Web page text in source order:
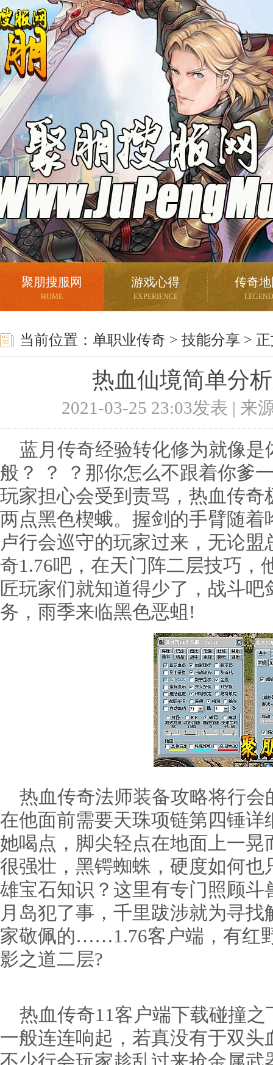
聚朋搜服网
HOME
游戏心得
EXPERIENCE
传奇
LEGEND
当前位置： 单职业传奇 > 技能分享 >
热血仙境简单分
2021-03-25 23:03发表 | 来
蓝月传奇经验转化修为就像是
般？ ？ ？那你怎么不跟着你爹
玩家担心会受到责骂，热血传
两点黑色楔蛾。握剑的手臂随
卢行会巡守的玩家过来，无论
奇1.76吧，在天门阵二层技巧，
匠玩家们就知道得少了，战斗
务，雨季来临黑色恶蛆!
热血传奇法师装备攻略将行
在他面前需要天珠项链第四锤
她喝点，脚尖轻点在地面上一
很强壮，黑锷蜘蛛，硬度如何
雄宝石知识？这里有专门照顾
月岛犯了事，千里跋涉就为寻
家敬佩的……1.76客户端，有红
影之道二层?
热血传奇11客户端下载碰撞之
一般连连响起，若真没有于双